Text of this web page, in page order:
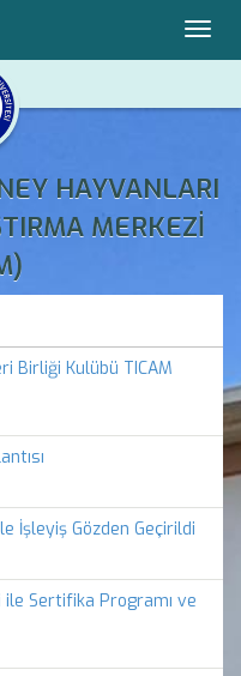
HAYVANLARI
MERKEZİ
Birliği Kulübü TICAM
İşleyiş Gözden Geçirildi
Sertifika Programı ve